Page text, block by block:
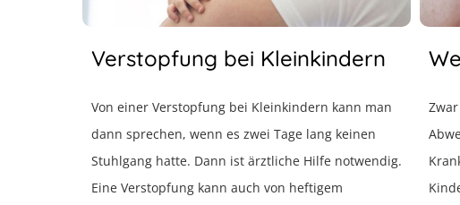
Verstopfung bei Kleinkindern
Von einer Verstopfung bei Kleinkindern kann man
dann sprechen, wenn es zwei Tage lang keinen
Stuhlgang hatte. Dann ist ärztliche Hilfe notwendig.
Eine Verstopfung kann auch von heftigem